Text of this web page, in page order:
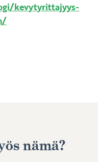
kevytyrittajyys-
nämä?